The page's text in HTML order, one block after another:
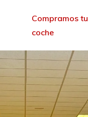
Compramos tu
coche